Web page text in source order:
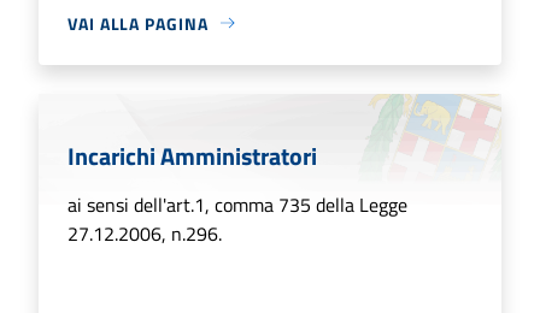
VAI ALLA PAGINA
Incarichi Amministratori
ai sensi dell'art.1, comma 735 della Legge
27.12.2006, n.296.